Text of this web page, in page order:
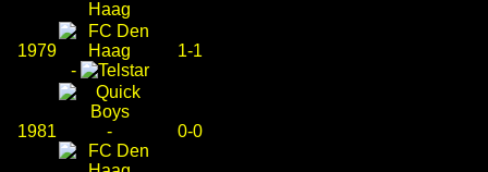
1979
-
1-1
1981 - 0-0